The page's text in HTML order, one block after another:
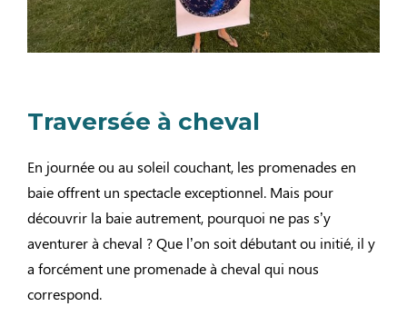
Traversée à cheval
En journée ou au soleil couchant, les promenades en
baie offrent un spectacle exceptionnel. Mais pour
découvrir la baie autrement, pourquoi ne pas s’y
aventurer à cheval ? Que l’on soit débutant ou initié, il y
a forcément une promenade à cheval qui nous
correspond.